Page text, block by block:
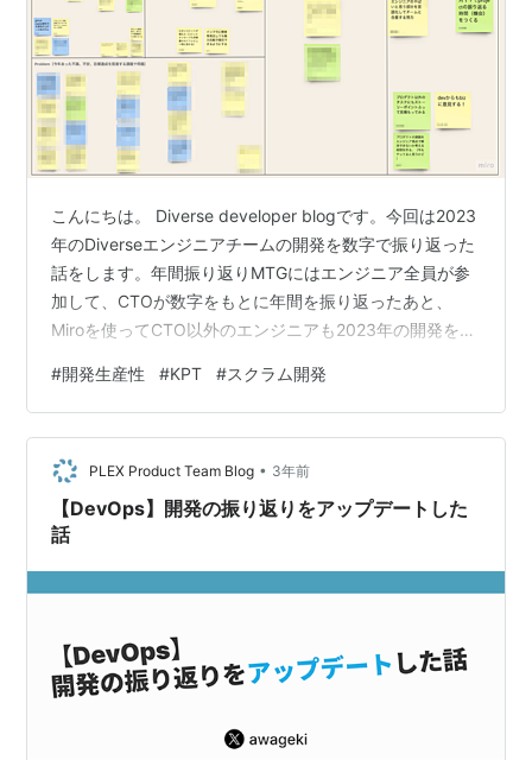
こんにちは。 Diverse developer blogです。今回は2023
年のDiverseエンジニアチームの開発を数字で振り返った
話をします。年間振り返りMTGにはエンジニア全員が参
加して、CTOが数字をもとに年間を振り返ったあと、
Miroを使ってCTO以外のエンジニアも2023年の開発を振
ータは以下の4つです。 開発生産性の指標（Git） スプリ
ントタスクの完了タスクの数（Asana） リリースした施
策の数（Notion） インシデント報告書の数（Notion） 開
発生産性はGitのコミットログを使って「デプロイ頻度」
や「変更障害…
#開発生産性 #KPT #スクラム開発
PLEX Product Team Blog • 3年前
【DevOps】開発の振り返りをアップデートした
話